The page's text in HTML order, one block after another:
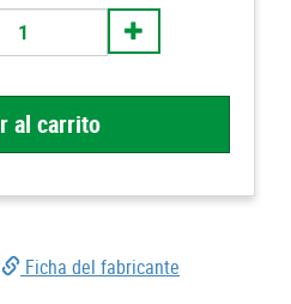
al carrito
Ficha del fabricante